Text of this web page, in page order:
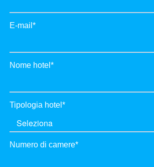
E-mail *
Nome hotel *
Tipologia hotel *
Numero di camere*